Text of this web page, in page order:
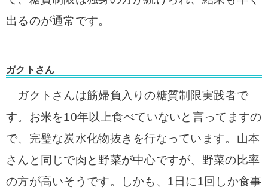
出るのが通常です。
ガクトさん
ガクトさんは筋婦負入りの糖質制限実践者で
す。 お米を10年以上食べていないと言ってますの
で、完璧な炭水化物抜きを行なっています。 山本
さんと同じで肉と野菜が中心ですが、野菜の比率
の方が高いそうです。
しかも、1日に1回しか食事